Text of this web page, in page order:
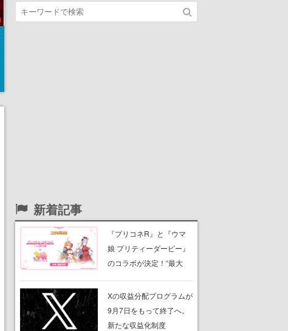
新着記事
『プリコネR』と『ウマ
娘 プリティーダービー』
のコラボが決定！“最大
ンペーンなども発表
Xの収益分配プログラムが
9月7日をもって終了へ。
新たな収益化制度